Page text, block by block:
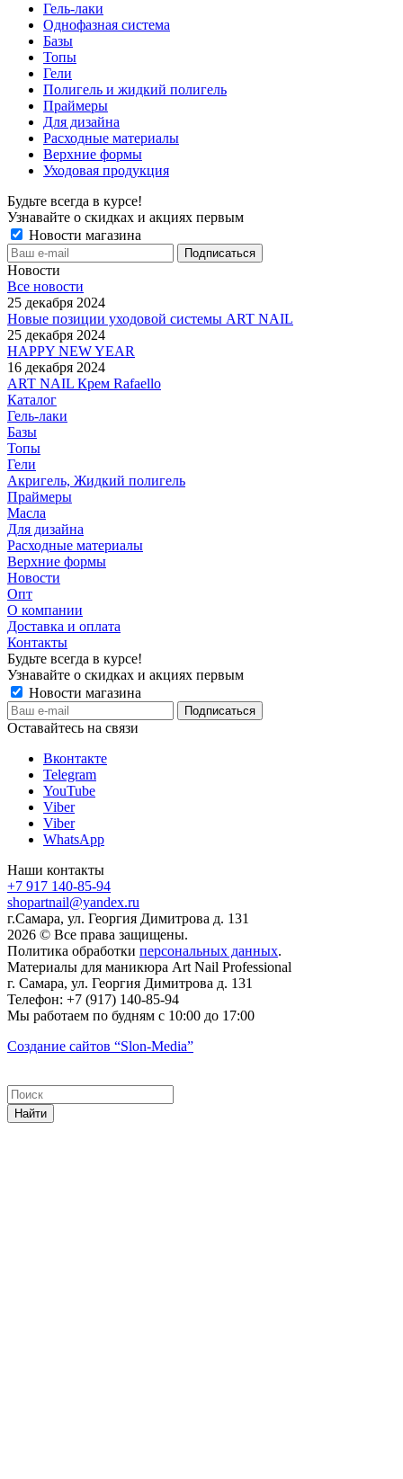
Гель-лаки
Однофазная система
Базы
Топы
Гели
Полигель и жидкий полигель
Праймеры
Для дизайна
Расходные материалы
Верхние формы
Уходовая продукция
Будьте всегда в курсе!
Узнавайте о скидках и акциях первым
Новости магазина
Новости
Все новости
25 декабря 2024
Новые позиции уходовой системы ART NAIL
25 декабря 2024
HAPPY NEW YEAR
16 декабря 2024
ART NAIL Крем Rafaello
Каталог
Гель-лаки
Базы
Топы
Гели
Акригель, Жидкий полигель
Праймеры
Масла
Для дизайна
Расходные материалы
Верхние формы
Новости
Опт
О компании
Доставка и оплата
Контакты
Будьте всегда в курсе!
Узнавайте о скидках и акциях первым
Новости магазина
Оставайтесь на связи
Вконтакте
Telegram
YouTube
Viber
Viber
WhatsApp
Наши контакты
+7 917 140-85-94
shopartnail@yandex.ru
г.Самара, ул. Георгия Димитрова д. 131
2026 © Все права защищены.
Политика обработки персональных данных.
Материалы для маникюра Art Nail Professional
г. Самара, ул. Георгия Димитрова д. 131
Телефон: +7 (917) 140-85-94
Мы работаем по будням с 10:00 до 17:00
Создание сайтов “Slon-Media”
Найти